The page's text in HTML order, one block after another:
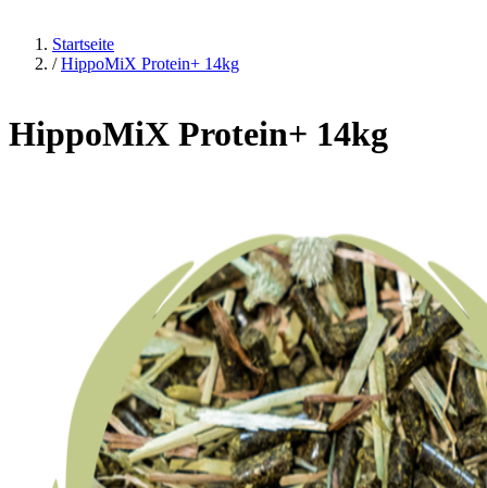
Startseite
/ HippoMiX Protein+ 14kg
HippoMiX Protein+ 14kg